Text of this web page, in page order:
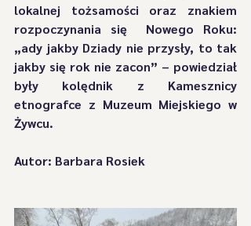
lokalnej tożsamości oraz znakiem
rozpoczynania się  Nowego Roku:
„ady jakby Dziady nie przysły, to tak
jakby się rok nie zacon” – powiedział
były kolędnik z Kamesznicy
etnografce z Muzeum Miejskiego w
Żywcu.
Autor: Barbara Rosiek